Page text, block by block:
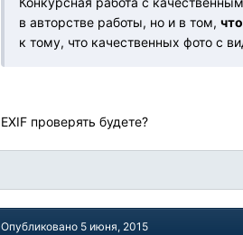
в авторстве работы, но и в том,
к тому, что качественных фото с
EXIF проверять будете?
Опубликовано 5 июня, 2015